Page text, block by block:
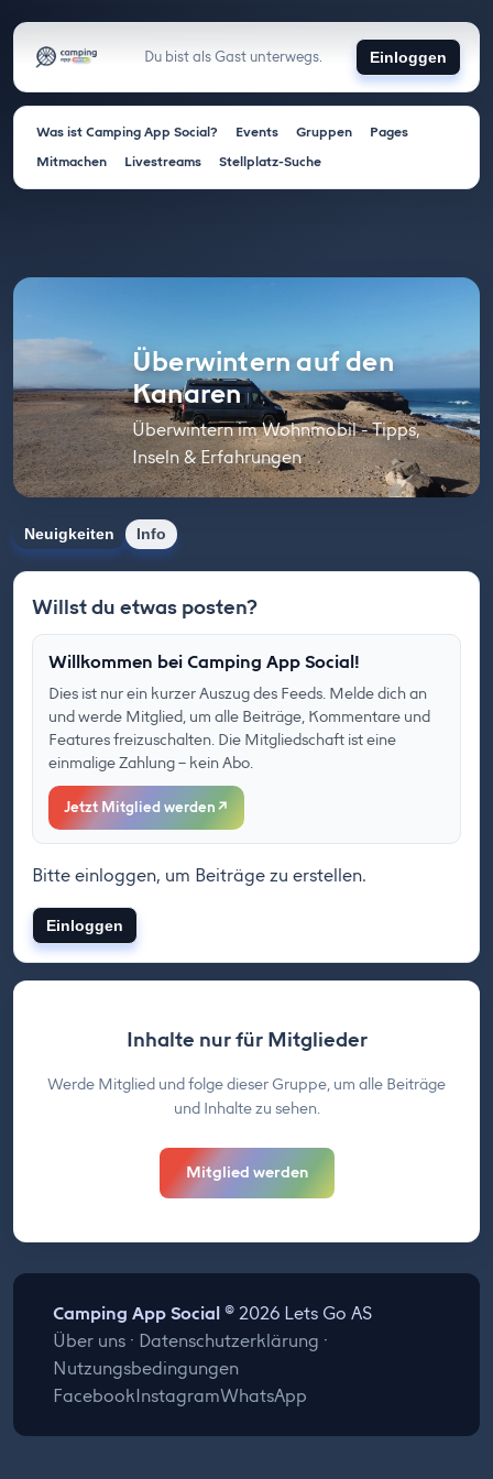
Du bist als Gast unterwegs. Einloggen
Was ist Camping App Social? Events Gruppen
Pages
Mitmachen
Livestreams Stellplatz-Suche
Überwintern auf den
Kanaren
Überwintern im Wohnmobil - Tipps,
Inseln & Erfahrungen
Neuigkeiten Info
Willst du etwas posten?
Willkommen bei Camping App Social!
Dies ist nur ein kurzer Auszug des Feeds. Melde dich an
und werde Mitglied, um alle Beiträge, Kommentare und
Features freizuschalten. Die Mitgliedschaft ist eine
einmalige Zahlung – kein Abo.
Jetzt Mitglied werden ↗
Bitte einloggen, um Beiträge zu erstellen.
Einloggen
Inhalte nur für Mitglieder
Werde Mitglied und folge dieser Gruppe, um alle Beiträge
und Inhalte zu sehen.
Mitglied werden
Camping App Social© 2026 Lets Go AS
Über uns· Datenschutzerklärung ·
Nutzungsbedingungen
FacebookInstagramWhatsApp